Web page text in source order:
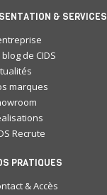
& SERVICES
blog de CIDS
marques
Recrute
PRATIQUES
& Accès